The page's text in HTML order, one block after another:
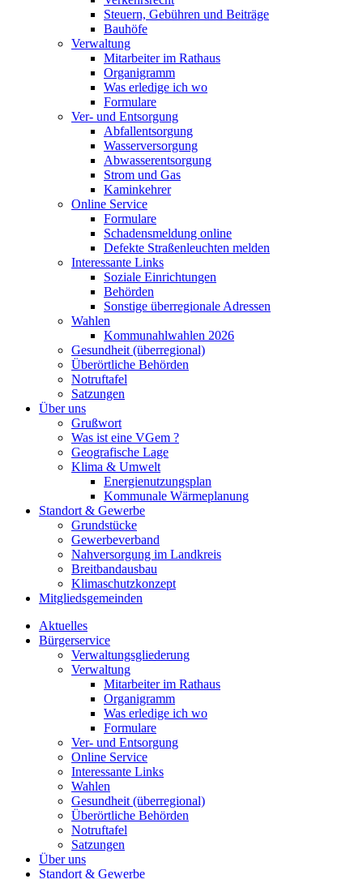
Steuern, Gebühren und Beiträge
Bauhöfe
Verwaltung
Mitarbeiter im Rathaus
Organigramm
Was erledige ich wo
Formulare
Ver- und Entsorgung
Abfallentsorgung
Wasserversorgung
Abwasserentsorgung
Strom und Gas
Kaminkehrer
Online Service
Formulare
Schadensmeldung online
Defekte Straßenleuchten melden
Interessante Links
Soziale Einrichtungen
Behörden
Sonstige überregionale Adressen
Wahlen
Kommunahlwahlen 2026
Gesundheit (überregional)
Überörtliche Behörden
Notruftafel
Satzungen
Über uns
Grußwort
Was ist eine VGem ?
Geografische Lage
Klima & Umwelt
Energienutzungsplan
Kommunale Wärmeplanung
Standort & Gewerbe
Grundstücke
Gewerbeverband
Nahversorgung im Landkreis
Breitbandausbau
Klimaschutzkonzept
Mitgliedsgemeinden
Aktuelles
Bürgerservice
Verwaltungsgliederung
Verwaltung
Mitarbeiter im Rathaus
Organigramm
Was erledige ich wo
Formulare
Ver- und Entsorgung
Online Service
Interessante Links
Wahlen
Gesundheit (überregional)
Überörtliche Behörden
Notruftafel
Satzungen
Über uns
Standort & Gewerbe